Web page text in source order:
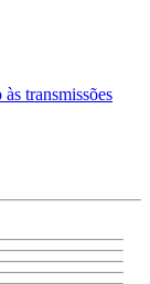
transmissões